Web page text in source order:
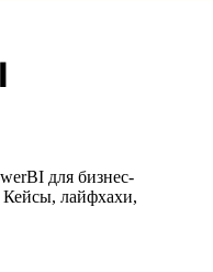
для бизнес-
лайфхахи,